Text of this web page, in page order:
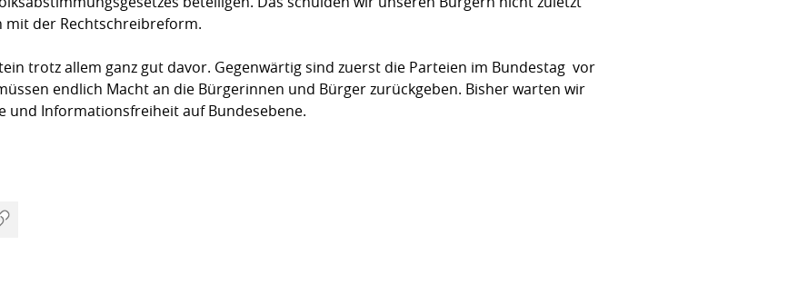
mit der Recht­schreibreform.
trotz allem ganz gut davor. Gegen­wärtig sind zuerst die Parteien im Bun­des­tag  vor
end­lich Macht an die Bürgerinnen und Bürger zurückgeben. Bisher warten wir
und Informa­tions­freiheit auf Bundesebene.